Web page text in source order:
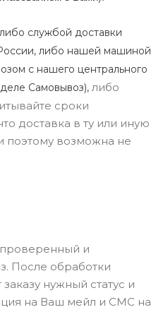
службой доставки
либо нашей машиной
с нашего центрального
Самовывоз), либо
сроки
доставка в ту или иную
поэтому возможна не
и
После обработки
нужный статус и
на Ваш мейл и СМС на